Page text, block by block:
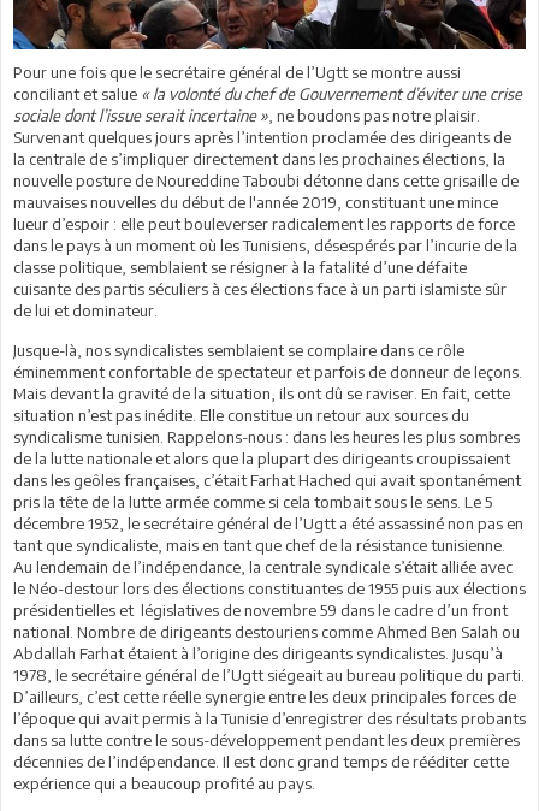
Pour une fois que le secrétaire général de l’Ugtt se montre aussi
conciliant et salue « la volonté du chef de Gouvernement d’éviter une crise
sociale dont l’issue serait incertaine » , ne boudons pas notre plaisir.
Survenant quelques jours après l’intention proclamée des dirigeants de
la centrale de s’impliquer directement dans les prochaines élections, la
nouvelle posture de Noureddine Taboubi détonne dans cette grisaille de
mauvaises nouvelles du début de l'année 2019, constituant une mince
lueur d’espoir : elle peut bouleverser radicalement les rapports de force
dans le pays à un moment où les Tunisiens, désespérés par l’incurie de la
classe politique, semblaient se résigner à la fatalité d’une défaite
cuisante des partis séculiers à ces élections face à un parti islamiste sûr
de lui et dominateur.
Jusque-là, nos syndicalistes semblaient se complaire dans ce rôle
éminemment confortable de spectateur et parfois de donneur de leçons.
Mais devant la gravité de la situation, ils ont dû se raviser. En fait, cette
situation n’est pas inédite. Elle constitue un retour aux sources du
syndicalisme tunisien. Rappelons-nous : dans les heures les plus sombres
de la lutte nationale et alors que la plupart des dirigeants croupissaient
dans les geôles françaises, c’était Farhat Hached qui avait spontanément
pris la tête de la lutte armée comme si cela tombait sous le sens. Le 5
décembre 1952, le secrétaire général de l’Ugtt a été assassiné non pas en
tant que syndicaliste, mais en tant que chef de la résistance tunisienne.
Au lendemain de l’indépendance, la centrale syndicale s’était alliée avec
le Néo-destour lors des élections constituantes de 1955 puis aux élections
présidentielles et législatives de novembre 59 dans le cadre d’un front
national. Nombre de dirigeants destouriens comme Ahmed Ben Salah ou
Abdallah Farhat étaient à l’origine des dirigeants syndicalistes. Jusqu’à
1978, le secrétaire général de l’Ugtt siégeait au bureau politique du parti.
D’ailleurs, c’est cette réelle synergie entre les deux principales forces de
l’époque qui avait permis à la Tunisie d’enregistrer des résultats probants
dans sa lutte contre le sous-développement pendant les deux premières
décennies de l’indépendance. Il est donc grand temps de rééditer cette
expérience qui a beaucoup profité au pays.